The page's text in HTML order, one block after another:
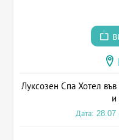
Луксозен Спа Хотел
и
Дата: 28.07